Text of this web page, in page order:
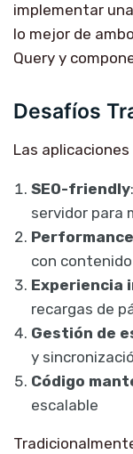
implementar
lo mejor de
Query y
Desafíos
Las
SEO-friendly
servidor para
con
Experiencia
recargas de
Gestión de
y
Código
escalable